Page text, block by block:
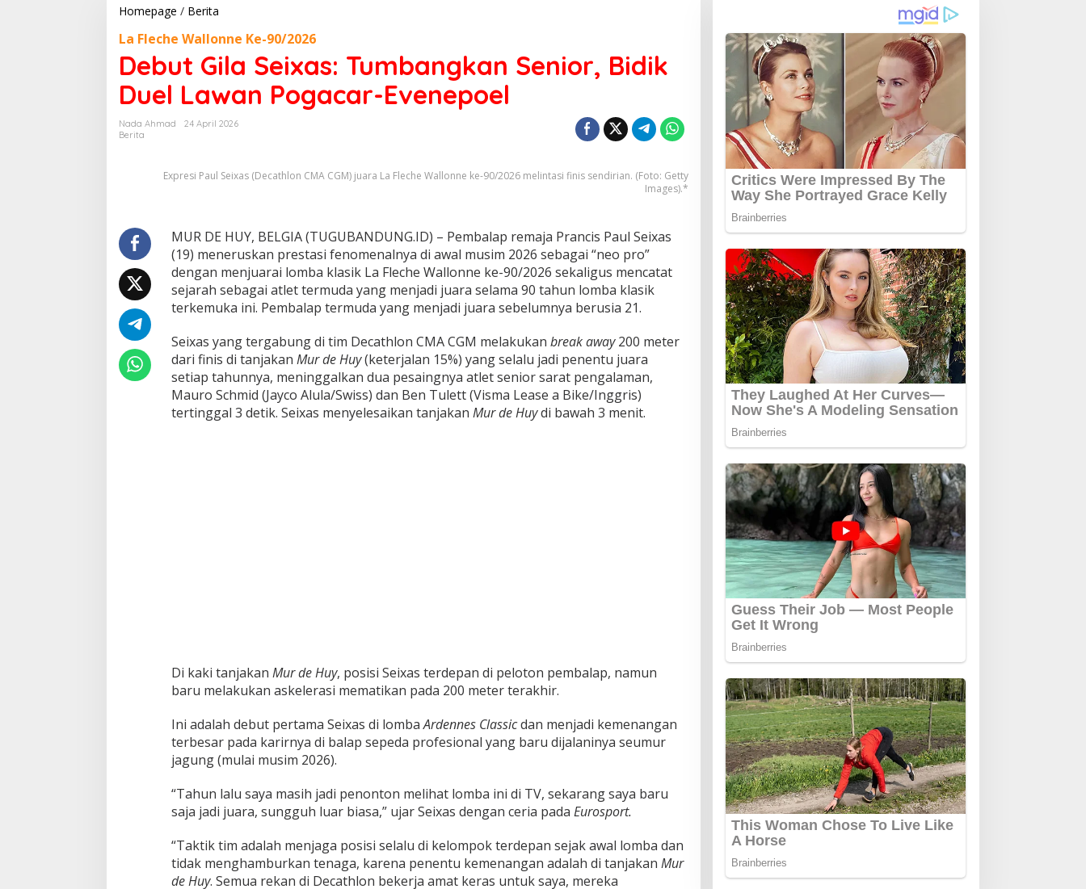
Homepage / Berita
b
u
i
a
:
T
u
m
b
a
n
k
a
n
S
e
n
n
P
g
a
c
a
-
E
v
e
n
e
p
La Fleche Wallonne Ke-90/2026
Debut Gila Seixas: Tumbangkan Senior, Bidik
Duel Lawan Pogacar-Evenepoel
Nada Ahmad
24 April 2026
Berita
Expresi Paul Seixas (Decathlon CMA CGM) juara La Fleche Wallonne ke-90/2026 melintasi finis sendirian. (Foto: Getty
Images).*
MUR DE HUY, BELGIA (TUGUBANDUNG.ID) – Pembalap remaja Prancis Paul Seixas
(19) meneruskan prestasi fenomenalnya di awal musim 2026 sebagai “neo pro”
dengan menjuarai lomba klasik La Fleche Wallonne ke-90/2026 sekaligus mencatat
sejarah sebagai atlet termuda yang menjadi juara selama 90 tahun lomba klasik
terkemuka ini. Pembalap termuda yang menjadi juara sebelumnya berusia 21.
Seixas yang tergabung di tim Decathlon CMA CGM melakukan break away200 meter
dari finis di tanjakan Mur de Huy(keterjalan 15%) yang selalu jadi penentu juara
setiap tahunnya, meninggalkan dua pesaingnya atlet senior sarat pengalaman,
Mauro Schmid (Jayco Alula/Swiss) dan Ben Tulett (Visma Lease a Bike/Inggris)
tertinggal 3 detik. Seixas menyelesaikan tanjakan Mur de Huydi bawah 3 menit.
Di kaki tanjakan Mur de Huy, posisi Seixas terdepan di peloton pembalap, namun
baru melakukan askelerasi mematikan pada 200 meter terakhir.
Ini adalah debut pertama Seixas di lombaArdennes Classicdan menjadi kemenangan
terbesar pada karirnya di balap sepeda profesional yang baru dijalaninya seumur
jagung (mulai musim 2026).
“Tahun lalu saya masih jadi penonton melihat lomba ini di TV, sekarang saya baru
saja jadi juara, sungguh luar biasa,” ujar Seixas dengan ceria pada Eurosport.
“Taktik tim adalah menjaga posisi selalu di kelompok terdepan sejak awal lomba dan
tidak menghamburkan tenaga, karena penentu kemenangan adalah di tanjakan Mur
de Huy. Semua rekan di Decathlon bekerja amat keras untuk saya, mereka